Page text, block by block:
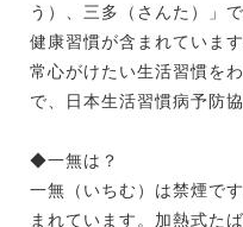
う）、三多（さんた）」
健康習慣が含まれていま
常心がけたい生活習慣を
で、日本生活習慣病予防
◆一無は？
一無（いちむ）は禁煙で
まれています。加熱式た